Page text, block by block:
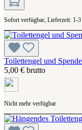
Sofort verfügbar, Lieferzeit: 1-3
Toilettengel und
5,00 € brutto
Nicht mehr verfügbar